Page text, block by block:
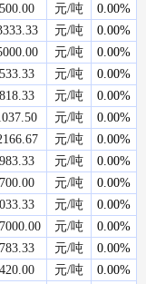
元/吨
0.00%
元/吨
0.00%
元/吨
0.00%
元/吨
0.00%
元/吨
0.00%
元/吨
0.00%
元/吨
0.00%
元/吨
0.00%
元/吨
0.00%
元/吨
0.00%
元/吨
0.00%
元/吨
0.00%
元/吨 0.00%